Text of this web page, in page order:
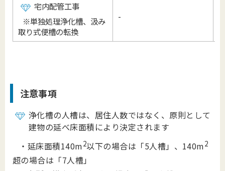
宅内配管工事
※単独処理浄化槽、汲み
取り式便槽の転換
-
注意事項
浄化槽の人槽は、居住人数ではなく、原則として
建物の延べ床面積により決定されます
・延床面積140m2以下の場合は「5人槽」、140m2
超の場合は「7人槽」